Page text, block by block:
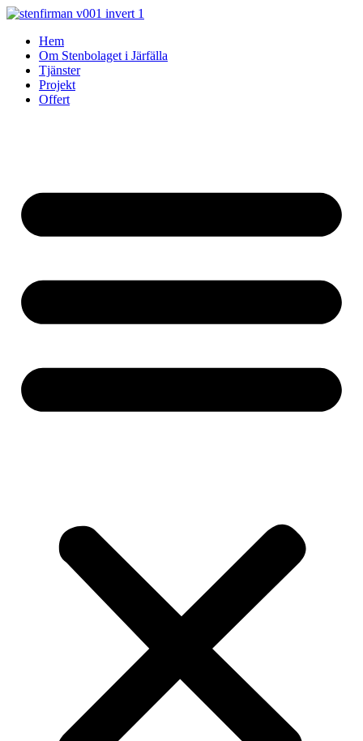
Skip
contentHem
Om Stenbolaget i Järfälla
Tjänster
Projekt
Offert